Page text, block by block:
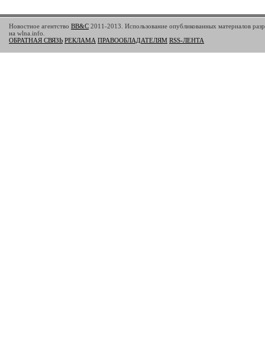
Новостное агентство BB&C 2011-2013. Использование опубликованных материалов
на wlna.info.
ОБРАТНАЯ СВЯЗЬ РЕКЛАМА ПРАВООБЛАДАТЕЛЯМ RSS-ЛЕНТА